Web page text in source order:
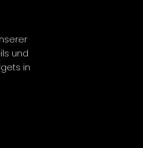
und
in